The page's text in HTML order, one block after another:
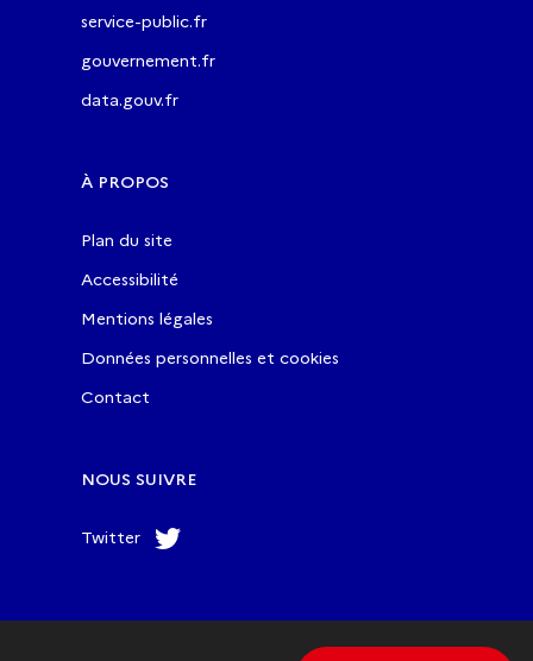
service-public.fr
gouvernement.fr
data.gouv.fr
À PROPOS
Plan du site
Accessibilité
Mentions légales
Données personnelles et cookies
Contact
NOUS SUIVRE
Twitter